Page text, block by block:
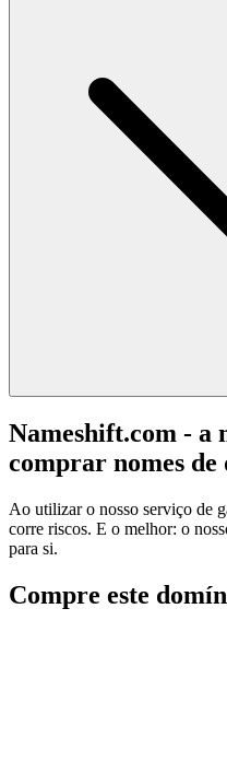
Nameshift.com - a
comprar nomes de
Ao utilizar o nosso serviço de
corre riscos. E o melhor: o
para si.
Compre este